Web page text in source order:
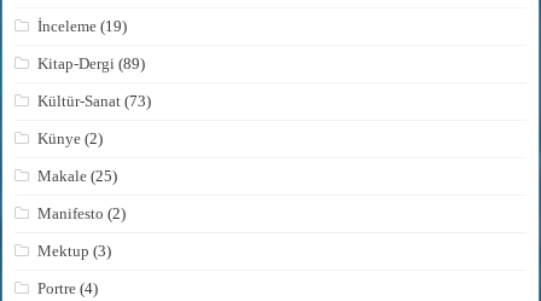
İnceleme (19)
Kitap-Dergi (89)
Kültür-Sanat (73)
Künye (2)
Makale (25)
Manifesto (2)
Mektup (3)
Portre (4)